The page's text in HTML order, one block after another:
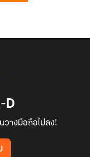
D
างมือถือไม่ลง!